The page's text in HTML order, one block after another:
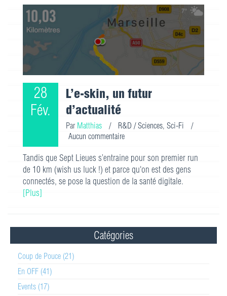
28
Fév.
L’e-skin, un futur
d’actualité
Par Matthias / R&D / Sciences, Sci-Fi
/
Aucun commentaire
Tandis que Sept Lieues s’entraine pour son premier run
de 10 km (wish us luck !) et parce qu'on est des gens
connectés, se pose la question de la santé digitale.
[Plus]
Catégories
Coup de Pouce (21)
En OFF (41)
Events (17)